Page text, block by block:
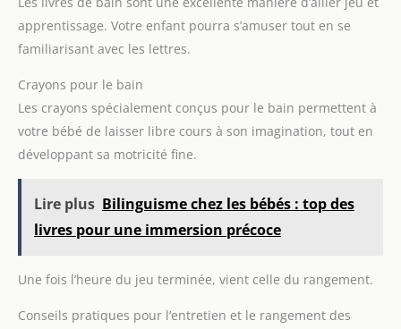
bain. C'est le cadeau parfait
pour les enfants à Noël, pour
un anniversaire ou à Pâques !
apprentissage. Votre enfant pourra s’amuser tout en se
familiarisant avec les lettres.
Crayons pour le bain
Les crayons spécialement conçus pour le bain permettent à
votre bébé de laisser libre cours à son imagination, tout en
développant sa motricité fine.
Lire plus Bilinguisme chez les bébés : top des
livres pour une immersion précoce
Une fois l’heure du jeu terminée, vient celle du rangement.
Conseils pratiques pour l’entretien et le rangement des